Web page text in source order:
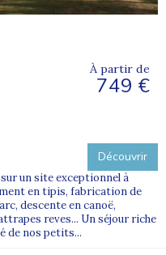
À partir de
749 €
Découvrir
un site exceptionnel à
en tipis, fabrication de
descente en canoë,
reves... Un séjour riche
de nos petits...